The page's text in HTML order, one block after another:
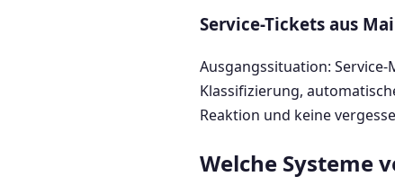
Service-Tickets aus
Ausgangssituation:
Klassifizierung,
Reaktion und keine
Welche Systeme